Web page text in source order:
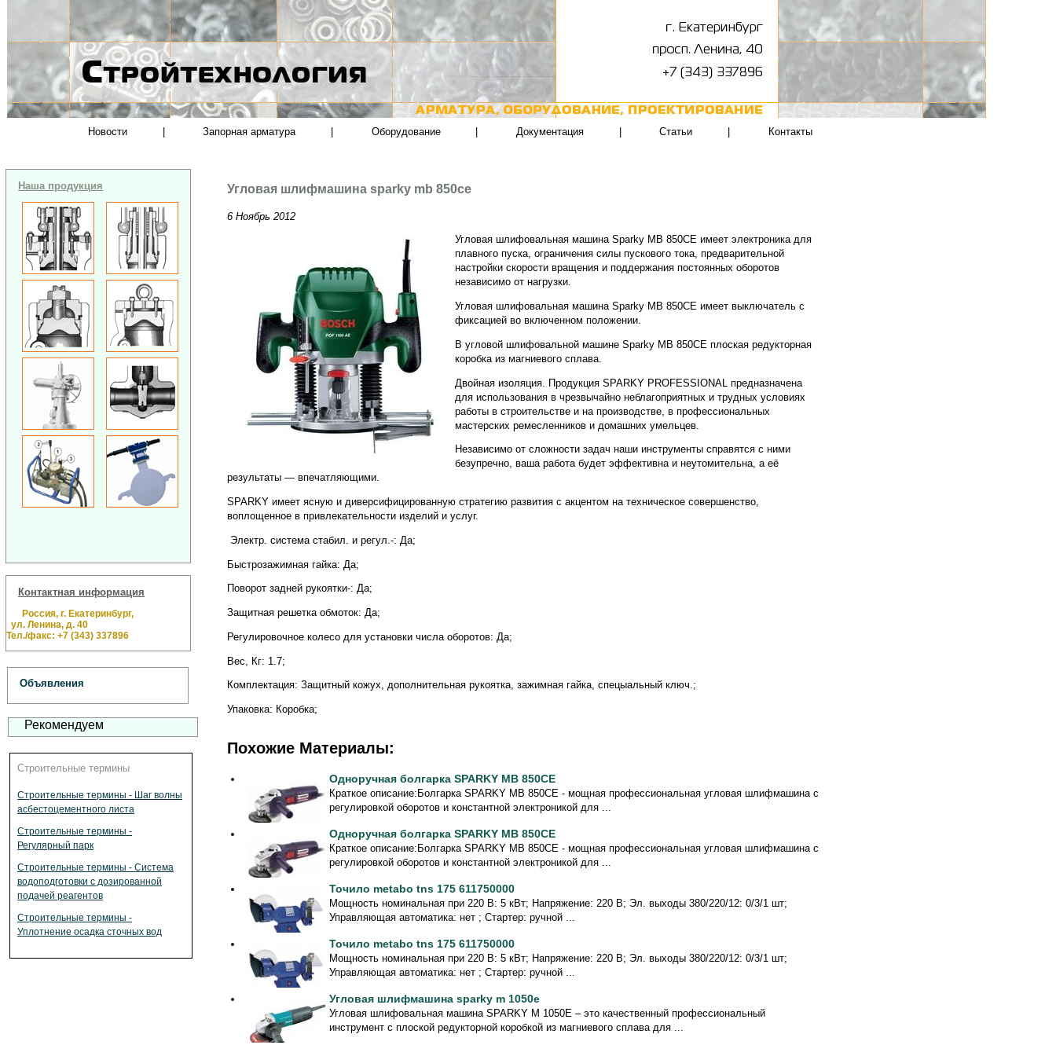
Новости Запорная арматура Оборудование Документация Статьи Контакты
Наша продукция
Контактная информация
Россия, г. Екатеринбург,
ул. Ленина, д. 40
Тел./факс: +7 (343) 337896
Объявления
Рекомендуем
Строительные термины
Строительные термины - Шаг волны
асбестоцементного листа
Строительные термины -
Регулярный парк
Строительные термины - Система
водоподготовки с дозированной
подачей реагентов
Строительные термины -
Уплотнение осадка сточных вод
Угловая шлифмашина sparky mb 850ce
6 Ноябрь 2012
Угловая шлифовальная машина Sparky MB 850CE имеет электроника для
плавного пуска, ограничения силы пускового тока, предварительной
настройки скорости вращения и поддержания постоянных оборотов
независимо от нагрузки.
Угловая шлифовальная машина Sparky MB 850CE имеет выключатель с
фиксацией во включенном положении.
В угловой шлифовальной машине Sparky MB 850CE плоская редукторная
коробка из магниевого сплава.
Двойная изоляция. Продукция SPARKY PROFESSIONAL предназначена
для использования в чрезвычайно неблагоприятных и трудных условиях
работы в строительстве и на производстве, в профессиональных
мастерских ремесленников и домашних умельцев.
Независимо от сложности задач наши инструменты справятся с ними
безупречно, ваша работа будет эффективна и неутомительна, а её
результаты — впечатляющими.
SPARKY имеет ясную и диверсифицированную стратегию развития с акцентом на техническое совершенство,
воплощенное в привлекательности изделий и услуг.
Электр. система стабил. и регул.-: Да;
Быстрозажимная гайка: Да;
Поворот задней рукоятки-: Да;
Защитная решетка обмоток: Да;
Регулировочное колесо для установки числа оборотов: Да;
Вес, Кг: 1.7;
Комплектация: Защитный кожух, дополнительная рукоятка, зажимная гайка, спецыальный ключ.;
Упаковка: Коробка;
Похожие Материалы:
Одноручная болгарка SPARKY MB 850CE
Краткое описание:Болгарка SPARKY MB 850CE - мощная профессиональная угловая шлифмашина с
регулировкой оборотов и константной электроникой для ...
Одноручная болгарка SPARKY MB 850CE
Краткое описание:Болгарка SPARKY MB 850CE - мощная профессиональная угловая шлифмашина с
регулировкой оборотов и константной электроникой для ...
Точило metabo tns 175 611750000
Мощность номинальная при 220 В: 5 кВт; Напряжение: 220 В; Эл. выходы 380/220/12: 0/3/1 шт;
Управляющая автоматика: нет ; Стартер: ручной ...
Точило metabo tns 175 611750000
Мощность номинальная при 220 В: 5 кВт; Напряжение: 220 В; Эл. выходы 380/220/12: 0/3/1 шт;
Управляющая автоматика: нет ; Стартер: ручной ...
Угловая шлифмашина sparky m 1050e
Угловая шлифовальная машина SPARKY M 1050E – это качественный профессиональный
инструмент с плоской редукторной коробкой из магниевого сплава для ...